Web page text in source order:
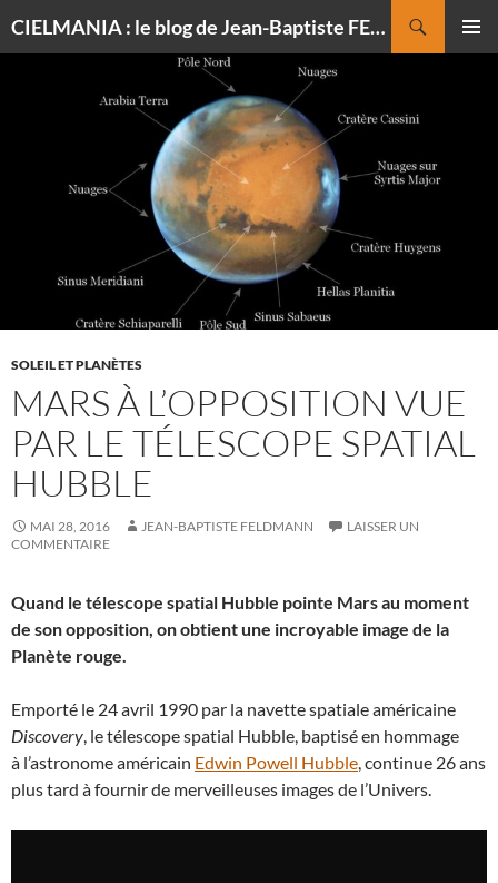
CIELMANIA : le blog de Jean-Baptiste FELDMANN, photographe du ciel
SOLEIL ET PLANÈTES
MARS À L’OPPOSITION VUE
PAR LE TÉLESCOPE SPATIAL
HUBBLE
MAI 28, 2016 JEAN-BAPTISTE FELDMANN
LAISSER UN
COMMENTAIRE
Quand le télescope spatial Hubble pointe Mars au moment
de son opposition, on obtient une incroyable image de la
Planète rouge.
Emporté le 24 avril 1990 par la navette spatiale américaine
Discovery, le télescope spatial Hubble, baptisé en hommage
à l’astronome américain Edwin Powell Hubble, continue 26 ans
plus tard à fournir de merveilleuses images de l’Univers.